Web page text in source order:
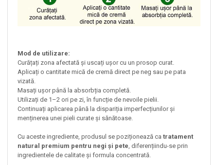
Mod de utilizare:
Curățați zona afectată și uscați ușor cu un prosop curat.
Aplicați o cantitate mică de cremă direct pe neg sau pe pata
vizată.
Masați ușor până la absorbția completă.
Utilizați de 1–2 ori pe zi, în funcție de nevoile pielii.
Continuați aplicarea până la dispariția imperfecțiunilor și
menținerea unei pieli curate și sănătoase.
Cu aceste ingrediente, produsul se poziționează ca tratament
natural premium pentru negi și pete, diferențiindu-se prin
ingredientele de calitate și formula concentrată.